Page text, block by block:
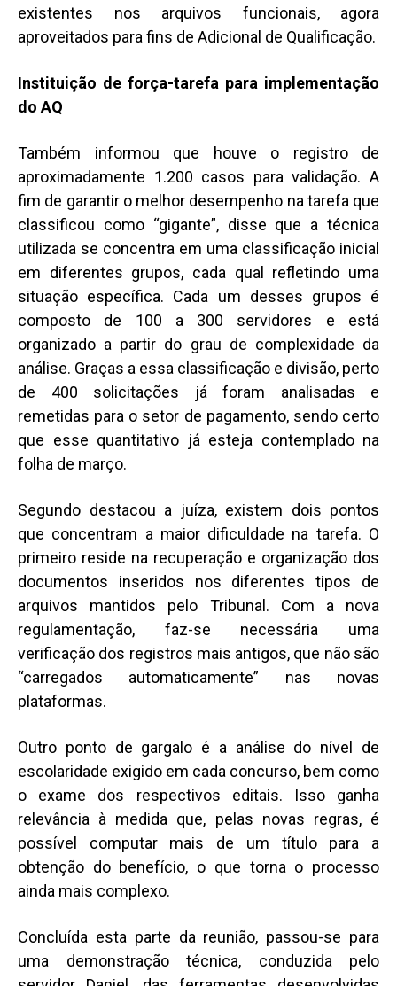
existentes nos arquivos funcionais, agora
aproveitados para fins de Adicional de Qualificação.
Instituição de força-tarefa para implementação
do AQ
Também informou que houve o registro de
aproximadamente 1.200 casos para validação. A
fim de garantir o melhor desempenho na tarefa que
classificou como “gigante”, disse que a técnica
utilizada se concentra em uma classificação inicial
em diferentes grupos, cada qual refletindo uma
situação específica. Cada um desses grupos é
composto de 100 a 300 servidores e está
organizado a partir do grau de complexidade da
análise. Graças a essa classificação e divisão, perto
de 400 solicitações já foram analisadas e
remetidas para o setor de pagamento, sendo certo
que esse quantitativo já esteja contemplado na
folha de março.
Segundo destacou a juíza, existem dois pontos
que concentram a maior dificuldade na tarefa. O
primeiro reside na recuperação e organização dos
documentos inseridos nos diferentes tipos de
arquivos mantidos pelo Tribunal. Com a nova
regulamentação, faz-se necessária uma
verificação dos registros mais antigos, que não são
“carregados automaticamente” nas novas
plataformas.
Outro ponto de gargalo é a análise do nível de
escolaridade exigido em cada concurso, bem como
o exame dos respectivos editais. Isso ganha
relevância à medida que, pelas novas regras, é
possível computar mais de um título para a
obtenção do benefício, o que torna o processo
ainda mais complexo.
Concluída esta parte da reunião, passou-se para
uma demonstração técnica, conduzida pelo